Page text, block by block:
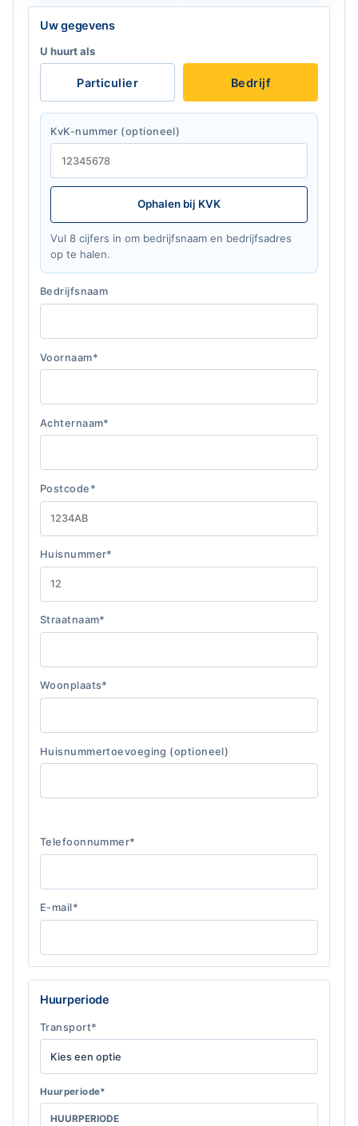
Uw gegevens
U huurt als
Particulier Bedrijf
KvK-nummer (optioneel)
Ophalen bij KVK
Vul 8 cijfers in om bedrijfsnaam en bedrijfsadres
op te halen.
Bedrijfsnaam
Voornaam*
Achternaam*
Postcode*
Huisnummer*
Straatnaam*
Woonplaats*
Huisnummertoevoeging (optioneel)
Telefoonnummer*
E-mail*
Huurperiode
Transport*
Huurperiode*
HUURPERIODE